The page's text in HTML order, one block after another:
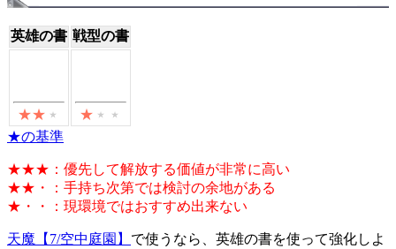
英雄の書 戦型の書
★の基準
★★★：優先して解放する価値が非常に高い
★★・：手持ち次第では検討の余地がある
★・・：現環境ではおすすめ出来ない
天魔【7/空中庭園】 で使うなら、英雄の書を使って強化しよ